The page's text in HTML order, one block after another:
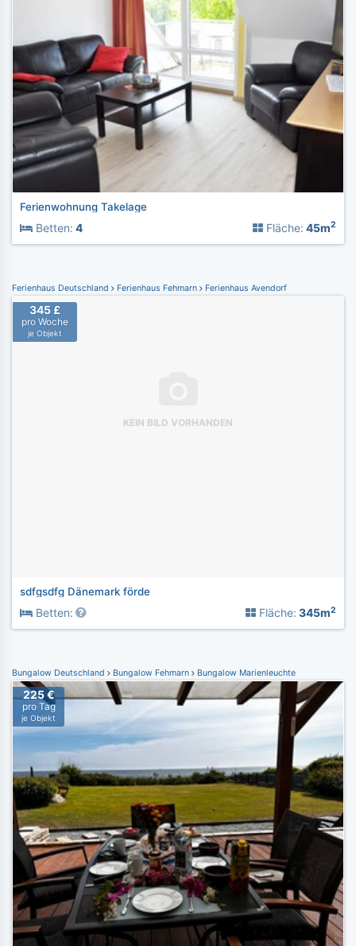
Ferienwohnung Takelage
Betten: 4 Fläche: 45m2
Ferienhaus Deutschland Ferienhaus Fehmarn Ferienhaus Avendorf
KEIN BILD VORHANDEN
345 £
pro Woche
je Objekt
sdfgsdfg Dänemark förde
Betten: Fläche: 345m2
Bungalow Deutschland Bungalow Fehmarn Bungalow Marienleuchte
225 €
pro Tag
je Objekt